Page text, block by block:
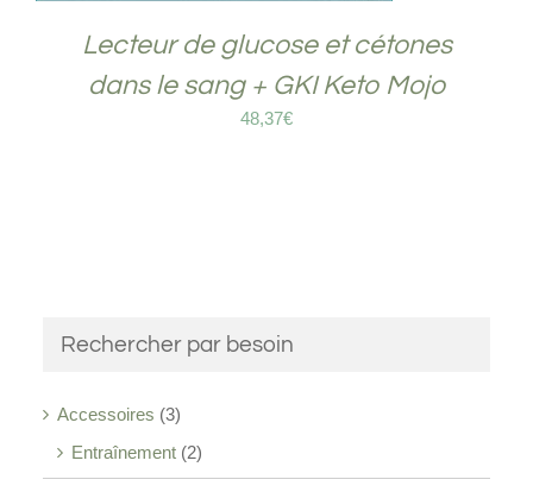
Lecteur de glucose et cétones
dans le sang + GKI Keto Mojo
48,37€
Rechercher par besoin
Accessoires (3)
Entraînement (2)